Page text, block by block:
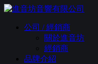
公司 / 經銷商
關於進音坊
經銷商
品牌介紹